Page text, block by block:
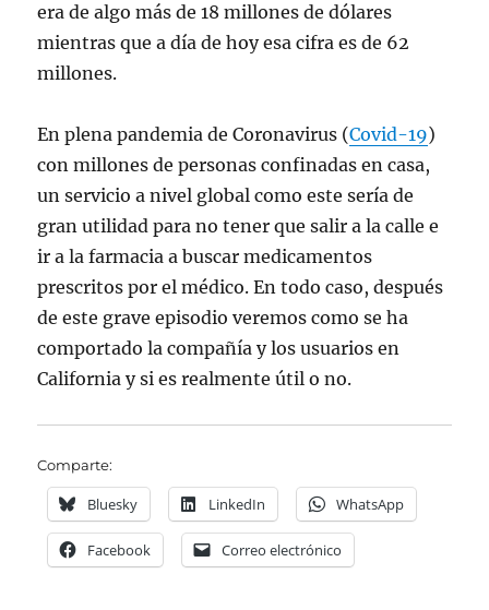
era de algo más de 18 millones de dólares
mientras que a día de hoy esa cifra es de 62
millones.
En plena pandemia de Coronavirus (Covid-19)
con millones de personas confinadas en casa,
un servicio a nivel global como este sería de
gran utilidad para no tener que salir a la calle e
ir a la farmacia a buscar medicamentos
prescritos por el médico. En todo caso, después
de este grave episodio veremos como se ha
comportado la compañía y los usuarios en
California y si es realmente útil o no.
Comparte:
Bluesky LinkedIn WhatsApp
Facebook Correo electrónico